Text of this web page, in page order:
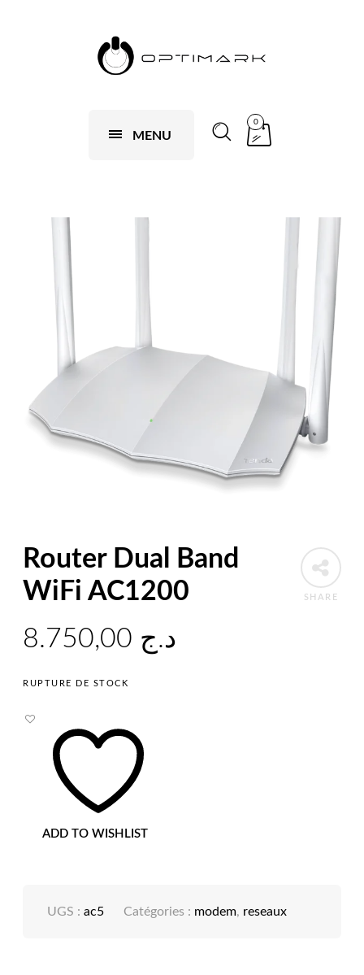
MENU
0
SHARE
Router Dual Band
WiFi AC1200
د.ج
RUPTURE DE STOCK
ADD TO WISHLIST
UGS :ac5 Catégories : modem, reseaux